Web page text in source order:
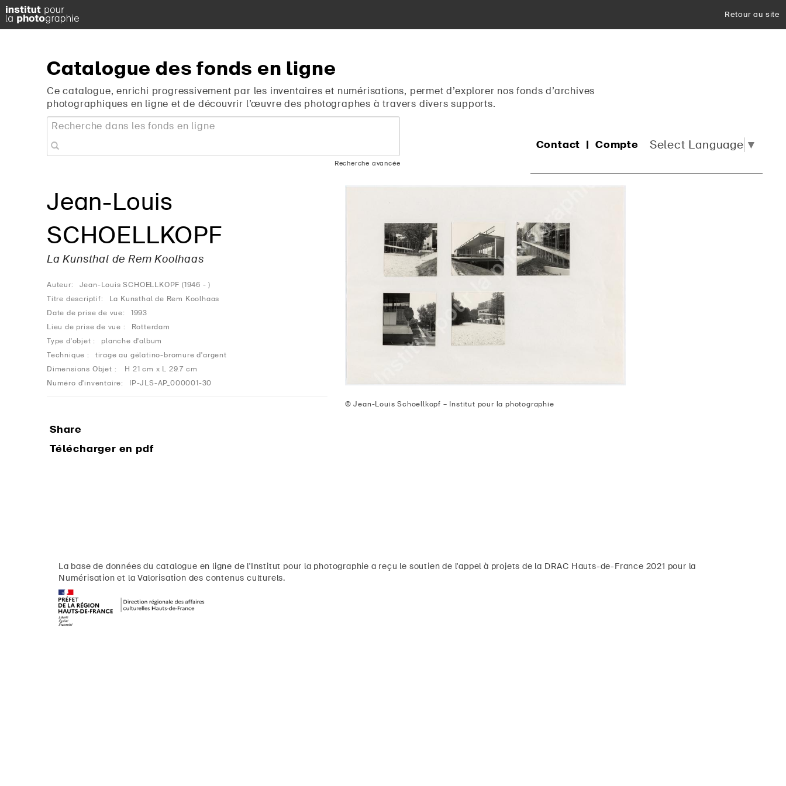
Retour au site
Catalogue des fonds en ligne
Ce catalogue, enrichi progressivement par les inventaires et numérisations, permet d’explorer nos fonds d’archives
photographiques en ligne et de découvrir l’œuvre des photographes à travers divers supports.
Recherche avancée
Contact Compte Select Language ▼
Jean-Louis
SCHOELLKOPF
La Kunsthal de Rem Koolhaas
Auteur:
Jean-Louis SCHOELLKOPF (1946 - )
Titre descriptif:
La Kunsthal de Rem Koolhaas
Date de prise de vue:
1993
Lieu de prise de vue :
Rotterdam
Type d'objet :
planche d'album
Technique :
tirage au gélatino-bromure d'argent
Dimensions Objet :
H 21 cm x L 29.7 cm
Numéro d'inventaire:
IP-JLS-AP_000001-30
Share
Télécharger en pdf
© Jean-Louis Schoellkopf – Institut pour la photographie
La base de données du catalogue en ligne de l'Institut pour la photographie a reçu le soutien de l'appel à projets de la DRAC Hauts-de-France 2021 pour la
Numérisation et la Valorisation des contenus culturels.